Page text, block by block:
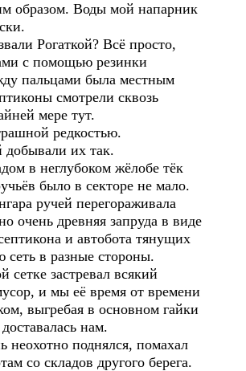
образом. Воды мой напарник
Рогаткой? Всё просто,
с помощью резинки
пальцами была местным
смотрели сквозь
мере тут.
редкостью.
их так.
в неглубоком жёлобе тёк
было в секторе не мало.
ручей перегораживала
очень древняя запруда в виде
и автобота тянущих
сеть в разные стороны.
сетке застревал всякий
и мы её время от времени
выгребая в основном гайки
нам.
неохотно поднялся, помахал
со складов другого берега.